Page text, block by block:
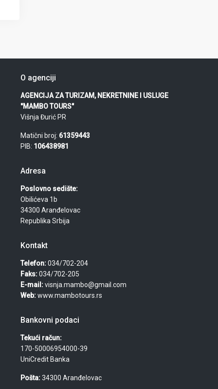
O agenciji
AGENCIJA ZA TURIZAM, NEKRETNINE I USLUGE
"MAMBO TOURS"
Višnja Đurić PR
Matični broj: 61359443
PIB: 106438981
Adresa
Poslovno sedište:
Obilićeva 1b
34300 Aranđelovac
Republika Srbija
Kontakt
Telefon:034/702-204
Faks:034/702-205
E-mail:visnja.mambo@gmail.com
Web:www.mambotours.rs
Bankovni podaci
Tekući račun:
170-50006954000-39
UniCredit Banka
Pošta:34300 Aranđelovac